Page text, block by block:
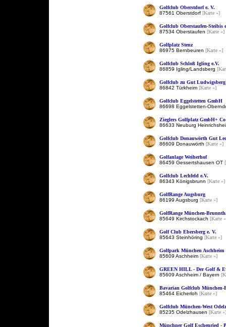
Golfclub Oberstdorf e. V.
87561 Oberstdorf [Karte »]
Golfclub Oberstaufen-Steibis
87534 Oberstaufen [Karte »]
Golfplatz Stenz
86975 Bernbeuren [Karte »]
Golfclub Schloß Igling e.V.
86859 Igling/Landsberg
Golfclub zu Gut Ludwigsberg
86842 Türkheim [Karte »]
Golfclub Eggelstetten GmbH
86698 Eggelstetten-
Zieglers Golfplatz GmbH+
86633 Neuburg
Golfclub Donauwörth Gut
86609 Donauwörth [Karte »]
Golfanlage Weiherhof
86459 Gessertshausen OT
Golfclub Lechfeld e.V.
86343 Königsbrunn [Karte »]
GolfRange Augsburg
86199 Augsburg [Karte »]
GolfRange München-
85649 Kirchstockach [Karte
Golf Club Ebersberg e. V.
85643 Steinhöring [Karte »]
Golfpark München Aschheim
85609 Aschheim [Karte »]
GREEN HILL - Der Golf &
85609 Aschheim / Bayern
Bavarian Golfclub München-
85464 Eicherloh [Karte »]
Golfclub München-West
85235 Odelzhausen [Karte »]
Münchner Golf Eschenried -